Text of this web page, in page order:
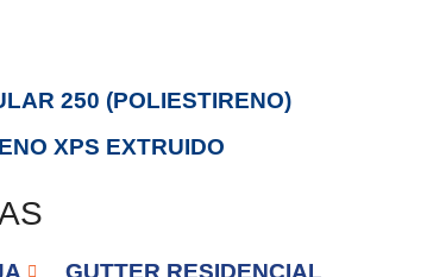
250 (POLIESTIRENO)
XPS EXTRUIDO
GUTTER RESIDENCIAL